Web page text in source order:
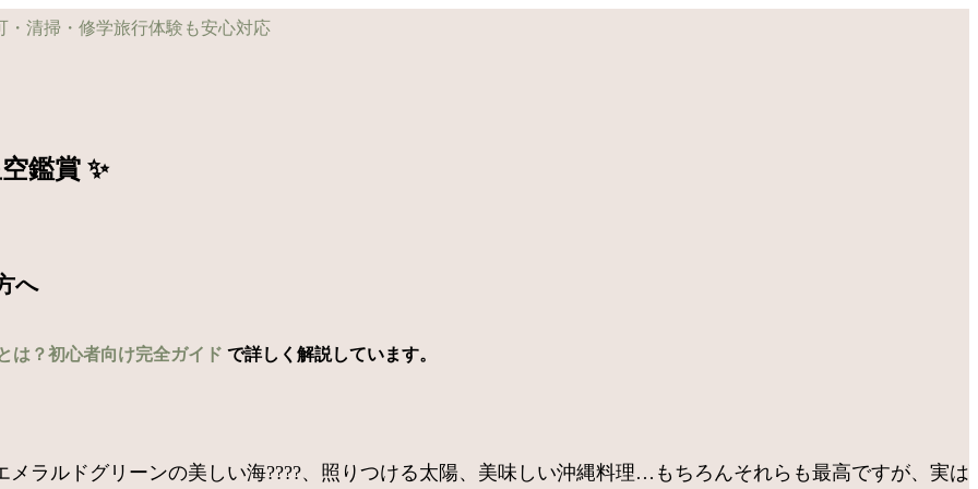
鑑賞 ✨
へ
は？初心者向け完全ガイド で詳しく解説しています。
ラルドグリーンの美しい海????、照りつける太陽、美味しい沖縄料理…もちろんそれらも最高ですが、実は